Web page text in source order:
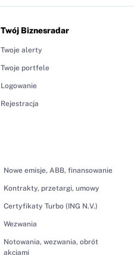
Nowe emisje, ABB, finansowanie
Kontrakty, przetargi, umowy
Certyfikaty Turbo (ING N.V.)
Wezwania
Notowania, wezwania, obrót
akcjami
Twój Biznesradar
Twoje alerty
Twoje portfele
Logowanie
Rejestracja